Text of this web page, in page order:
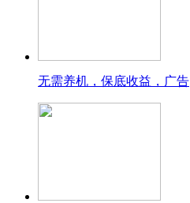
无需养机，保底收益，广告